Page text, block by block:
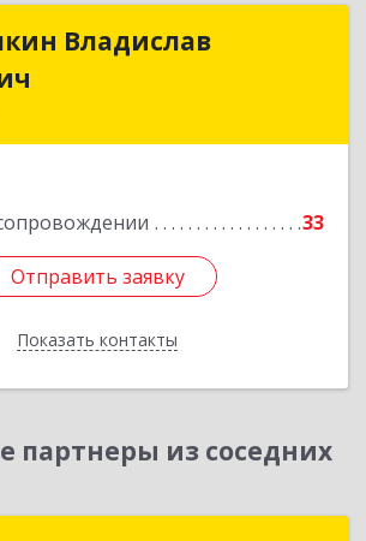
Владислав
33
Отправить заявку
Показать контакты
Метелкин Владислав
Подробнее
Отправить заявку
Назад
партнеры из соседних